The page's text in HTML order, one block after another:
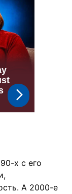
х с его
А 2000-е